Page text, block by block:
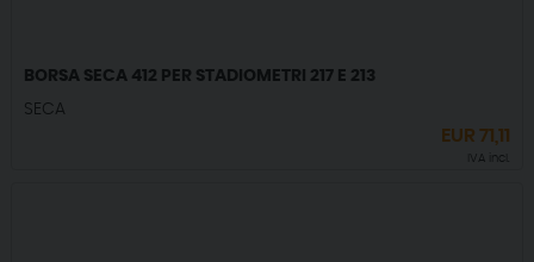
BORSA SECA 412 PER STADIOMETRI 217 E 213
SECA
EUR71,11
IVA incl.